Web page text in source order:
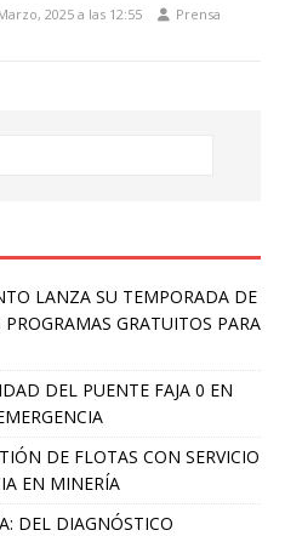
2025 a las 12:55 Prensa
LANZA SU TEMPORADA DE
GRATUITOS PARA
DEL PUENTE FAJA 0 EN
DE FLOTAS CON SERVICIO
EN MINERÍA
DEL DIAGNÓSTICO